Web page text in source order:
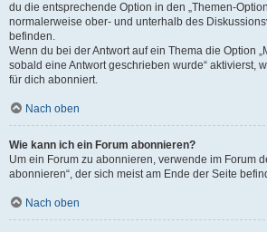
du die entsprechende Option in den „Themen-
normalerweise ober- und unterhalb des
befinden.
Wenn du bei der Antwort auf ein Thema die Option
sobald eine Antwort geschrieben wurde“ aktivierst,
für dich abonniert.
Nach oben
Wie kann ich ein Forum abonnieren?
Um ein Forum zu abonnieren, verwende im Forum
abonnieren“, der sich meist am Ende der Seite
Nach oben